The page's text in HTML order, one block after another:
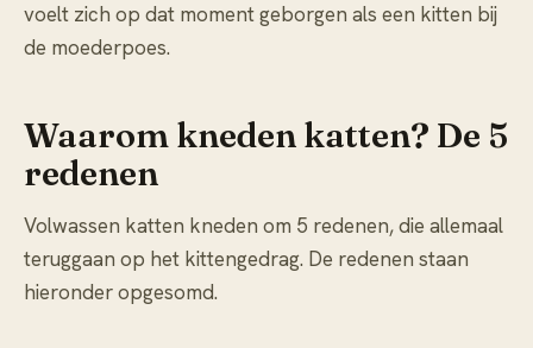
voelt zich op dat moment geborgen als een kitten bij
de moederpoes.
Waarom kneden katten? De 5
redenen
Volwassen katten kneden om 5 redenen, die allemaal
teruggaan op het kittengedrag. De redenen staan
hieronder opgesomd.